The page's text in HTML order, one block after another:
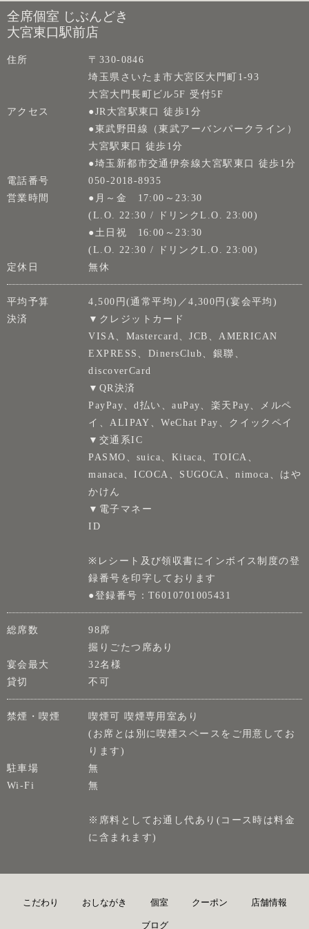
全席個室 じぶんどき
大宮東口駅前店
住所
〒330-0846
埼玉県さいたま市大宮区大門町1-93
大宮大門長町ビル5F 受付5F
アクセス
●JR大宮駅東口 徒歩1分
●東武野田線（東武アーバンパークライン）
大宮駅東口 徒歩1分
●埼玉新都市交通伊奈線大宮駅東口 徒歩1分
電話番号
050-2018-8935
営業時間
●月～金 17:00～23:30
(L.O. 22:30 / ドリンクL.O. 23:00)
●土日祝 16:00～23:30
(L.O. 22:30 / ドリンクL.O. 23:00)
定休日
無休
平均予算
4,500円(通常平均)／4,300円(宴会平均)
決済
▼クレジットカード
VISA、Mastercard、JCB、AMERICAN
EXPRESS、DinersClub、銀聯、
discoverCard
▼QR決済
PayPay、d払い、auPay、楽天Pay、メルペ
イ、ALIPAY、WeChat Pay、クイックペイ
▼交通系IC
PASMO、suica、Kitaca、TOICA、
manaca、ICOCA、SUGOCA、nimoca、はや
かけん
▼電子マネー
ID
※レシート及び領収書にインボイス制度の登
録番号を印字しております
●登録番号：T6010701005431
総席数
98席
掘りごたつ席あり
宴会最大
32名様
貸切
不可
禁煙・喫煙
喫煙可 喫煙専用室あり
(お席とは別に喫煙スペースをご用意してお
ります)
駐車場
無
Wi-Fi
無
※席料としてお通し代あり(コース時は料金
に含まれます)
こだわり おしながき 個室 クーポン 店舗情報
ブログ